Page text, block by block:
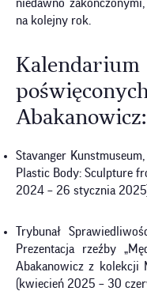
niedawno
na kolejny rok.
Abakanowicz:
Stavanger
Plastic Body: Sculpture
2024 – 26 stycznia
Trybunał
Prezentacja rzeźby
Abakanowicz z kolekcji
(kwiecień 2025 – 30